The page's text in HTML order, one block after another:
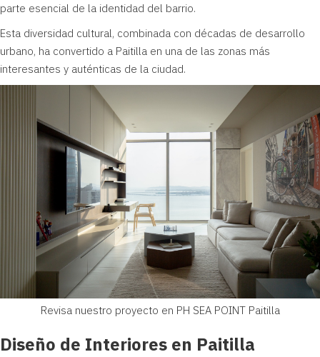
parte esencial de la identidad del barrio.
Esta diversidad cultural, combinada con décadas de desarrollo
urbano, ha convertido a Paitilla en una de las zonas más
interesantes y auténticas de la ciudad.
Revisa nuestro proyecto en PH SEA POINT Paitilla
Diseño de Interiores en Paitilla